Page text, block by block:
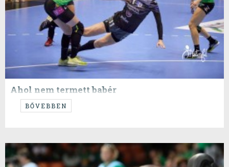
Ahol nem termett babér
A hazai mócsing után nem sikerült a Fradinak az idegenbeli bravúr.
Szoros vereség Mordorban, ezzel eldőlt a zöld-fehérek nem jutnak
BŐVEBBEN